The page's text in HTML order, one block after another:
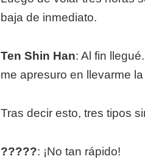
baja de inmediato.
Ten Shin Han: Al fin
me apresuro en llevarme
Tras decir esto, tres tipos
?????: ¡No tan rápido!